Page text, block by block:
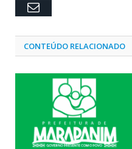
Email
CONTEÚDO RELACIONADO